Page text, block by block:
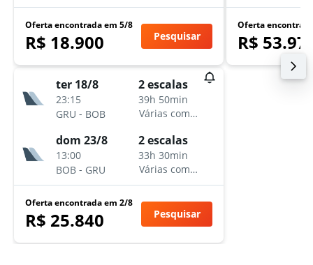
Oferta encontrada em 5/8
R$ 18.900 Pesquisar
ter 18/8
23:15
GRU - BOB
2 escalas
39h 50min
Várias companhias aéreas
dom 23/8
13:00
BOB - GRU
2 escalas
33h 30min
Várias companhias aéreas
Oferta encontrada em 2/8
R$ 25.840 Pesquisar
Oferta
R$